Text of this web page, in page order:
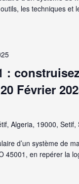
les techniques et
:
Février
Algeria, 19000, Setif,
d’un système de
45001, en repérer la